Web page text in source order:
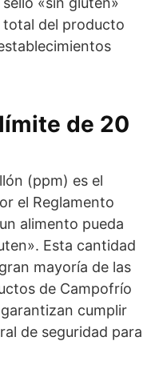
total del producto
de 20
(ppm) es el
el Reglamento
alimento pueda
Esta cantidad
mayoría de las
de Campofrío
cumplir
de seguridad para